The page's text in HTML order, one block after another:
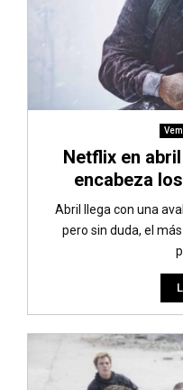
Netflix en abril
encabeza
Abril llega con una
pero sin duda, el